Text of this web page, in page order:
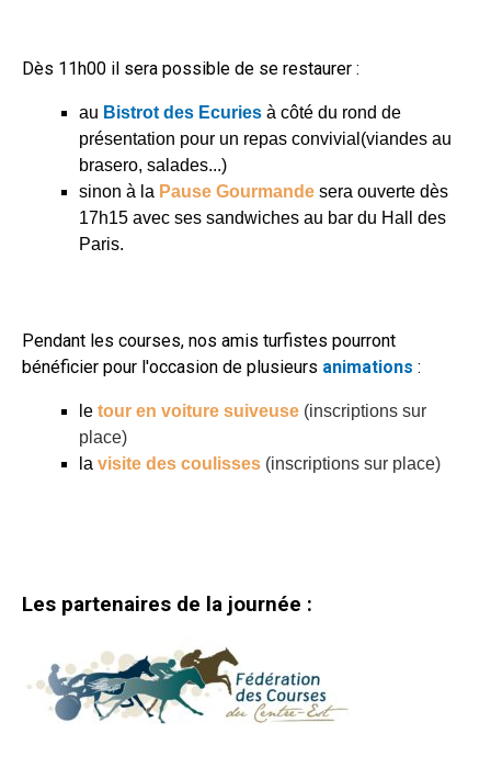
Dès 11h00 il sera possible de se restaurer :
au Bistrot des Ecuries à côté du rond de
présentation pour un repas convivial(viandes au
brasero, salades...)
sinon à la Pause Gourmande sera ouverte dès
17h15 avec ses sandwiches au bar du Hall des
Paris.
Pendant les courses, nos amis turfistes pourront
bénéficier pour l'occasion de plusieurs animations :
le tour en voiture suiveuse (inscriptions sur
place)
la visite des coulisses (inscriptions sur place)
Les partenaires de la journée :